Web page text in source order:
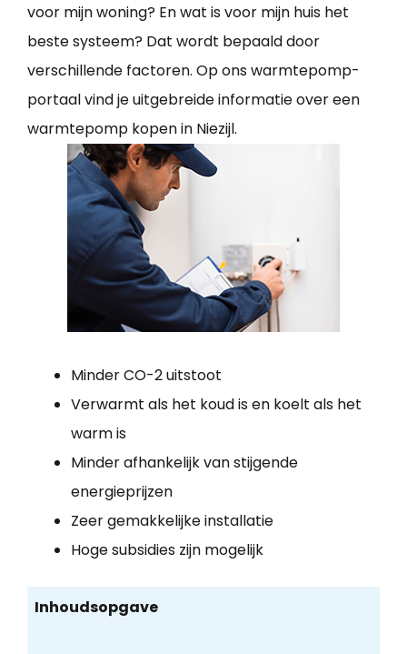
voor mijn woning? En wat is voor mijn huis het
beste systeem? Dat wordt bepaald door
verschillende factoren. Op ons warmtepomp-
portaal vind je uitgebreide informatie over een
warmtepomp kopen in Niezijl.
Minder CO-2 uitstoot
Verwarmt als het koud is en koelt als het
warm is
Minder afhankelijk van stijgende
energieprijzen
Zeer gemakkelijke installatie
Hoge subsidies zijn mogelijk
Inhoudsopgave